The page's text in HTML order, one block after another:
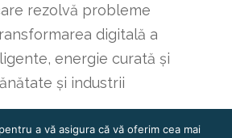
rezolvă probleme
digitală a
energie curată și
și industrii
a vă asigura că vă oferim cea mai